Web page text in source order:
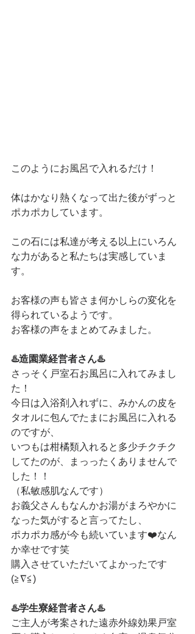
このようにお風呂で入れるだけ！
体はかなり熱くなって出た後がずっと
ポカポカしています。
この石には私達が考える以上にいろん
な力があると私たちは実感していま
す。
お客様の声も皆さま何かしらの変化を
得られているようです。
お客様の声をまとめてみました。
♨️造園業経営者さん♨️
さっそく戸室石お風呂に入れてみまし
た！
今日は入浴剤入れずに、みかんの皮を
タオルに包んでたまにお風呂に入れる
のですが、
いつもは柑橘類入れると多少チクチク
してたのが、まっったくありませんで
した！！
（私敏感肌なんです）
お義父さんもなんかお湯がまろやかに
なった気がすると言ってたし、
ポカポカ感が今も続いています❤️なん
か幸せです笑
購入させていただいてよかったです
(≧∇≦)
♨️学生寮経営者さん♨️
ご主人が考案された遠赤外線効果戸室